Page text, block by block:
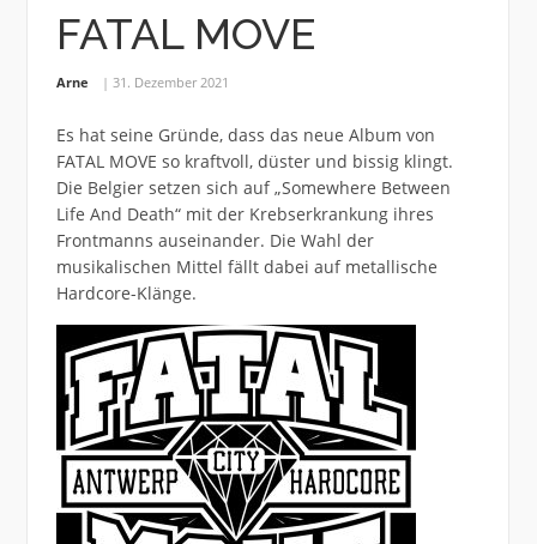
FATAL MOVE
Arne 31. Dezember 2021
Es hat seine Gründe, dass das neue Album von
FATAL MOVE so kraftvoll, düster und bissig klingt.
Die Belgier setzen sich auf „Somewhere Between
Life And Death“ mit der Krebserkrankung ihres
Frontmanns auseinander. Die Wahl der
musikalischen Mittel fällt dabei auf metallische
Hardcore-Klänge.